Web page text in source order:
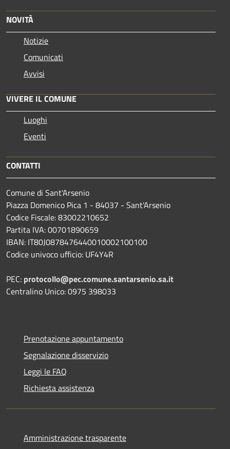
NOVITÀ
Notizie
Comunicati
Avvisi
VIVERE IL COMUNE
Luoghi
Eventi
CONTATTI
Comune di Sant'Arsenio
Piazza Domenico Pica 1 - 84037 - Sant'Arsenio
Codice Fiscale: 83002210652
Partita IVA: 00701890659
IBAN: IT80J0878476440010002100100
Codice univoco ufficio: UF4Y4R
PEC: protocollo@pec.comune.santarsenio.sa.it
Centralino Unico: 0975 398033
Prenotazione appuntamento
Segnalazione disservizio
Leggi le FAQ
Richiesta assistenza
Amministrazione trasparente